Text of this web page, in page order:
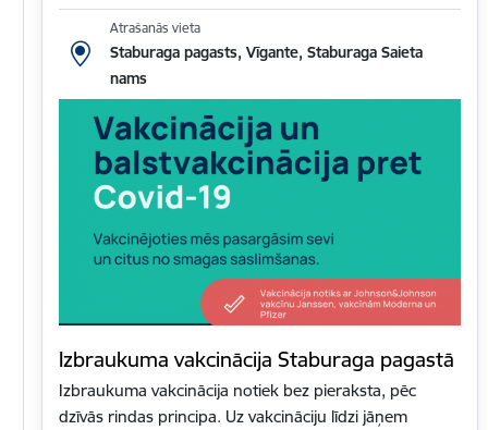
Atrašanās vieta
Staburaga pagasts, Vīgante, Staburaga Saieta
nams
Izbraukuma vakcinācija Staburaga pagastā
Izbraukuma vakcinācija notiek bez pieraksta, pēc
dzīvās rindas principa. Uz vakcināciju līdzi jāņem